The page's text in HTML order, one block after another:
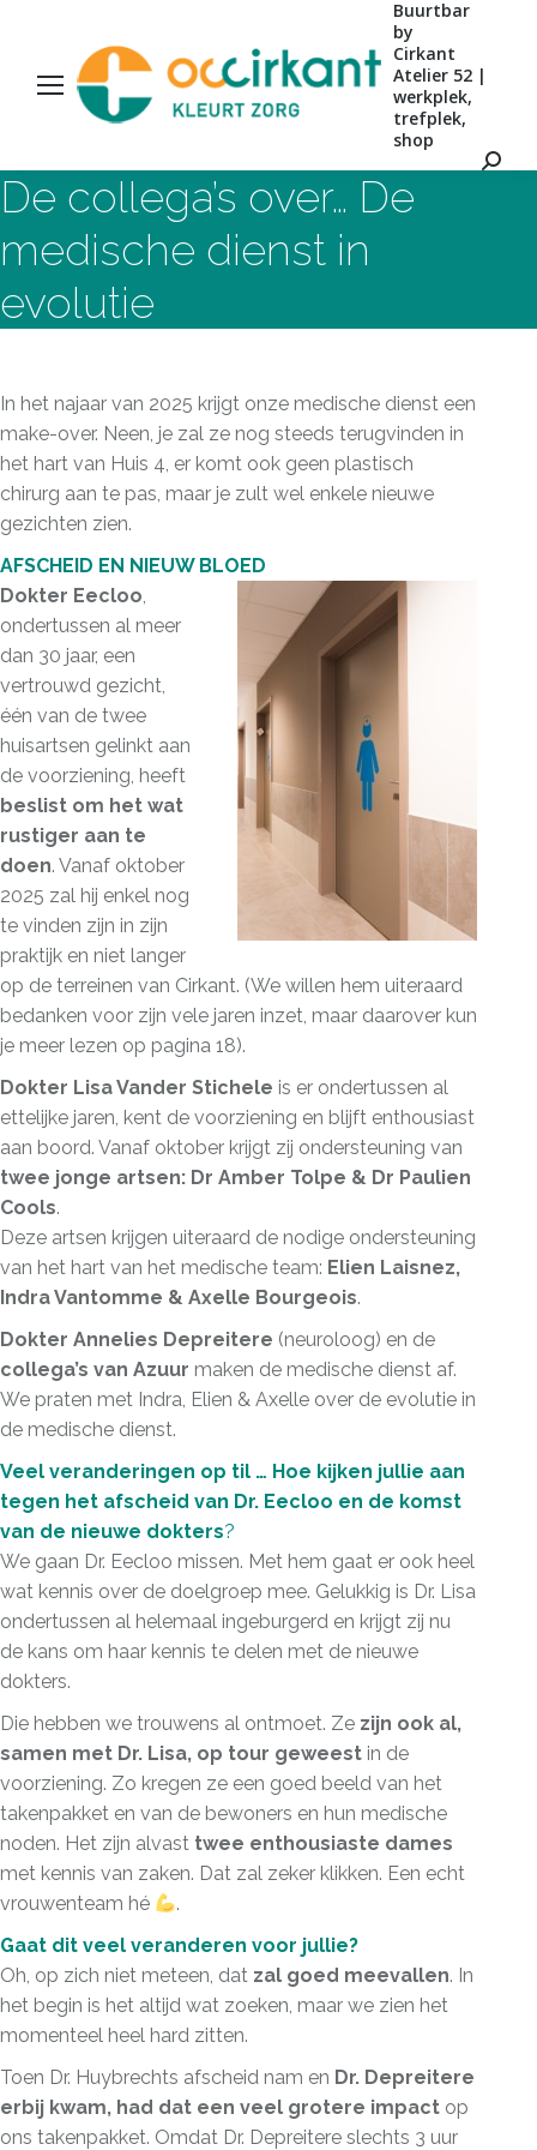
Buurtbar
by
Cirkant
Atelier 52 |
werkplek,
trefplek,
shop
De collega’s over… De
medische dienst in
evolutie
In het najaar van 2025 krijgt onze medische dienst een
make-over. Neen, je zal ze nog steeds terugvinden in
het hart van Huis 4, er komt ook geen plastisch
chirurg aan te pas, maar je zult wel enkele nieuwe
gezichten zien.
AFSCHEID EN NIEUW BLOED
Dokter Eecloo,
ondertussen al meer
dan 30 jaar, een
vertrouwd gezicht,
één van de twee
huisartsen gelinkt aan
de voorziening, heeft
beslist om het wat
rustiger aan te
doen. Vanaf oktober
2025 zal hij enkel nog
te vinden zijn in zijn
praktijk en niet langer
op de terreinen van Cirkant. (We willen hem uiteraard
bedanken voor zijn vele jaren inzet, maar daarover kun
je meer lezen op pagina 18).
Dokter Lisa Vander Stichele is er ondertussen al
ettelijke jaren, kent de voorziening en blijft enthousiast
aan boord. Vanaf oktober krijgt zij ondersteuning van
twee jonge artsen: Dr Amber Tolpe & Dr Paulien
Cools.
Deze artsen krijgen uiteraard de nodige ondersteuning
van het hart van het medische team: Elien Laisnez,
Indra Vantomme & Axelle Bourgeois.
Dokter Annelies Depreitere (neuroloog) en de
collega’s van Azuur maken de medische dienst af.
We praten met Indra, Elien & Axelle over de evolutie in
de medische dienst.
Veel veranderingen op til … Hoe kijken jullie aan
tegen het afscheid van Dr. Eecloo en de komst
van de nieuwe dokters?
We gaan Dr. Eecloo missen. Met hem gaat er ook heel
wat kennis over de doelgroep mee. Gelukkig is Dr. Lisa
ondertussen al helemaal ingeburgerd en krijgt zij nu
de kans om haar kennis te delen met de nieuwe
dokters.
Die hebben we trouwens al ontmoet. Ze zijn ook al,
samen met Dr. Lisa, op tour geweest in de
voorziening. Zo kregen ze een goed beeld van het
takenpakket en van de bewoners en hun medische
noden. Het zijn alvast twee enthousiaste dames
met kennis van zaken. Dat zal zeker klikken. Een echt
vrouwenteam hé
.
Gaat dit veel veranderen voor jullie?
Oh, op zich niet meteen, dat zal goed meevallen. In
het begin is het altijd wat zoeken, maar we zien het
momenteel heel hard zitten.
Toen Dr. Huybrechts afscheid nam en Dr. Depreitere
erbij kwam, had dat een veel grotere impact op
ons takenpakket. Omdat Dr. Depreitere slechts 3 uur